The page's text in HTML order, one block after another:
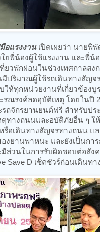
อแรงงานเปิดเผยว่า นายพิ
ยพี่น้องผู้ใช้แรงงาน และพี่น้
ยวพักผ่อนในช่วงเทศกาลส
ปริมาณผู้ใช้รถเดินทางสัญจ
ให้ทุกหน่วยงานที่เกี่ยวข้อง
รณรงค์ลดอุบัติเหตุ โดยในปี
ถจักรยานยนต์ฟรี สำหรับปร
ตุทางถนนและอบัติภัยอื่น ๆ ใ
อเดินทางสัญจรทางถนน แล
ยานพาหนะ และยังเป็นการ
วนในการรับผิดชอบต่อสังค
D เช็คชัวร์ก่อนเดินทา